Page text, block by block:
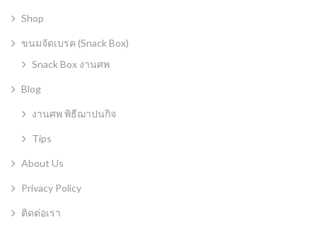
Shop
ขนมจัดเบรค (Snack Box)
Snack Box งานศพ
Blog
งานศพ พิธีฌาปนกิจ
Tips
About Us
Privacy Policy
ติดต่อเรา